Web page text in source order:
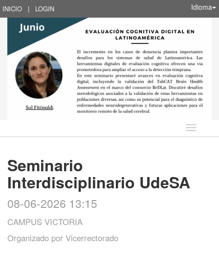
INICIO | LOGIN Idioma
Idioma
Seminario
Interdisciplinario UdeSA
08-06-2026 13:15
CAMPUS VICTORIA
Organizado por Vicerrectorado